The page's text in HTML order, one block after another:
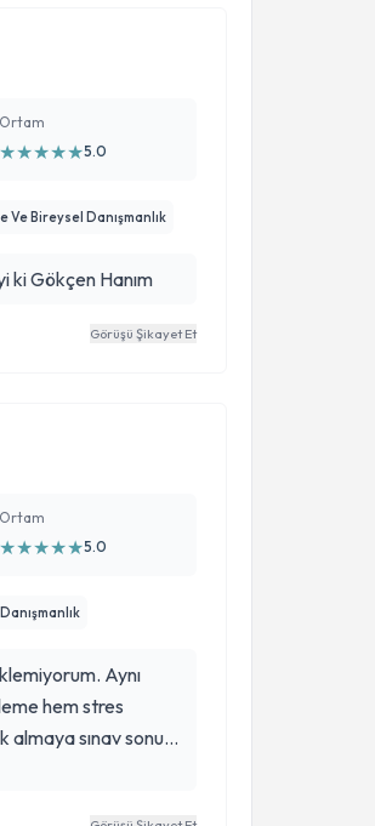
Ortam
★★★★★5.0
Bireysel Danışmanlık
ki Gökçen Hanım
Görüşü Şikayet Et
Ortam
★★★★★5.0
Aynı
hem stres
sınav sonuna
memnunum ihtiyaç